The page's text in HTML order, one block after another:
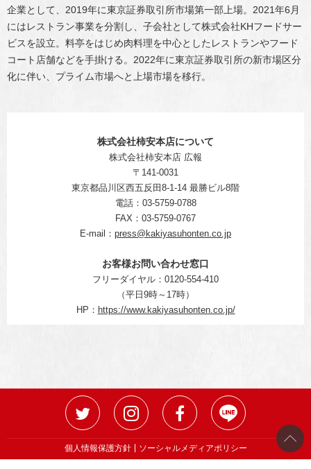
企業として、2019年に東京証券取引所市場第一部上場。2021年6月
にはレストラン事業を分割し、子会社として株式会社KHフードサー
ビスを設立。料亭をはじめ肉料理を中心としたレストランやフード
コート店舗などを手掛ける。2022年に東京証券取引所の新市場区分
化に伴い、プライム市場へと上場市場を移行。
株式会社柿安本店について
株式会社柿安本店 広報
〒141-0031
東京都品川区西五反田8-1-14 最勝ビル8階
電話：03-5759-0788
FAX：03-5759-0767
E-mail： press@kakiyasuhonten.co.jp
お客様お問い合わせ窓口
フリーダイヤル：0120-554-410
（平日9時～17時）
HP： https://www.kakiyasuhonten.co.jp/
個人情報保護方針 ソーシャルメディアポリシー